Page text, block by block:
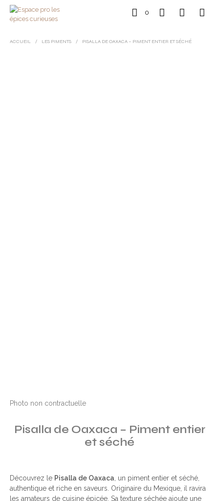
0
ACCUEIL / LES PIMENTS / PISALLA DE OAXACA – PIMENT ENTIER ET SÉCHÉ
Photo non contractuelle
Pisalla de Oaxaca – Piment entier
et séché
Découvrez le Pisalla de Oaxaca , un piment entier et séché,
authentique et riche en saveurs. Originaire du Mexique, il ravira
les amateurs de cuisine épicée. Sa texture séchée ajoute une